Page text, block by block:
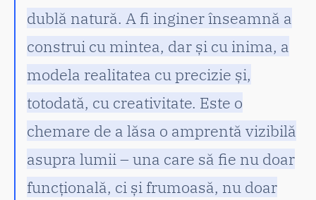
dublă natură. A fi inginer înseamnă a
construi cu mintea, dar și cu inima, a
modela realitatea cu precizie și,
totodată, cu creativitate. Este o
chemare de a lăsa o amprentă vizibilă
asupra lumii – una care să fie nu doar
funcțională, ci și frumoasă, nu doar